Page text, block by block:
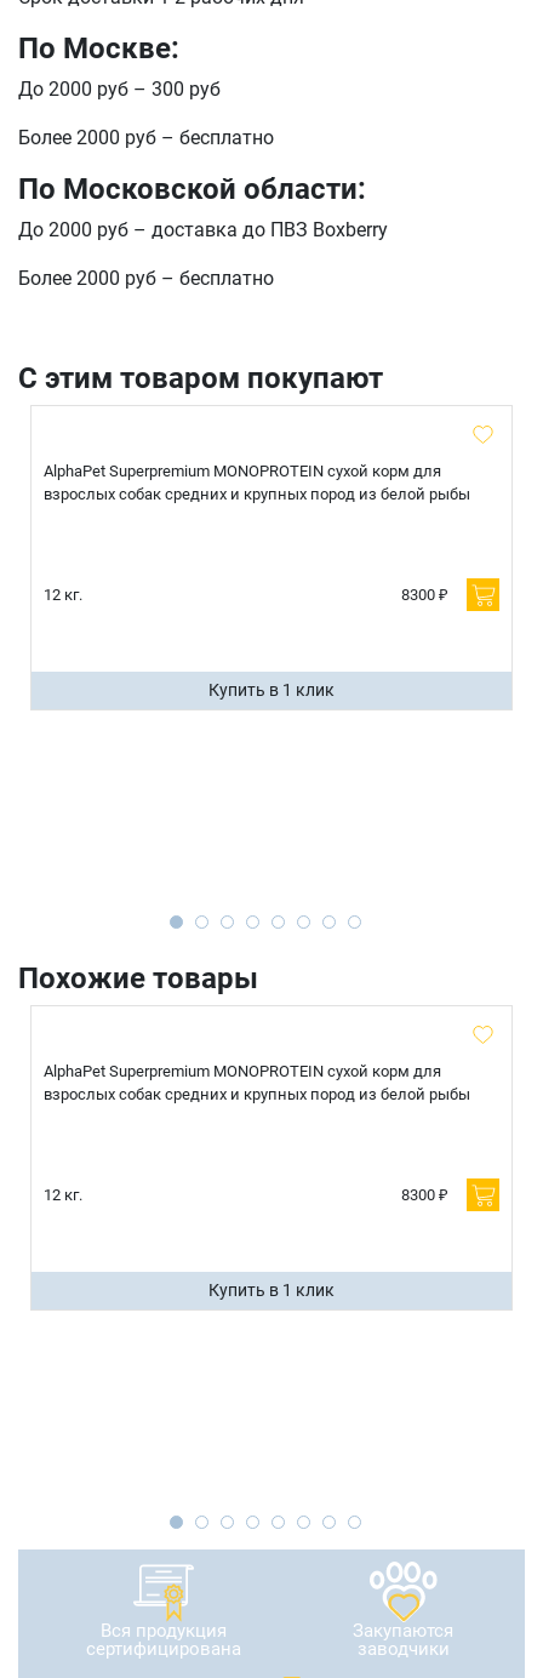
По Москве:
До 2000 руб – 300 руб
Более 2000 руб – бесплатно
По Московской области:
До 2000 руб – доставка до ПВЗ Boxberry
Более 2000 руб – бесплатно
С этим товаром покупают
AlphaPet Superpremium MONOPROTEIN сухой корм для
взрослых собак средних и крупных пород из белой рыбы
12 кг. 8300 ₽
Купить в 1 клик
Похожие товары
AlphaPet Superpremium MONOPROTEIN сухой корм для
взрослых собак средних и крупных пород из белой рыбы
12 кг. 8300 ₽
Купить в 1 клик
Вся продукция
сертифицирована
Закупаются
заводчики